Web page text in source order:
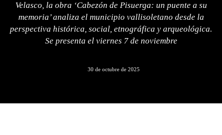
Velasco, la obra ‘Cabezón de Pisuerga: un puente a su
memoria’ analiza el municipio vallisoletano desde la
perspectiva histórica, social, etnográfica y arqueológica.
Se presenta el viernes 7 de noviembre
30 de octubre de 2025